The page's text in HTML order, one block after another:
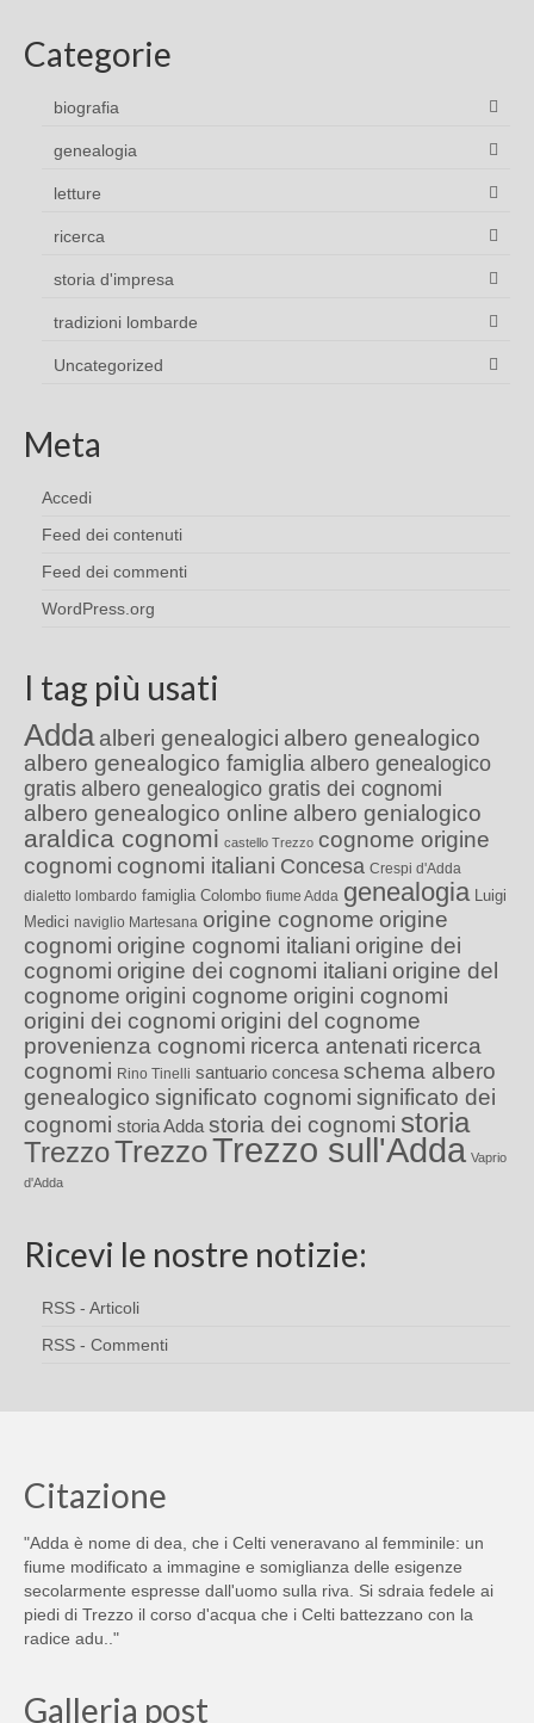
Categorie
biografia
genealogia
letture
ricerca
storia d'impresa
tradizioni lombarde
Uncategorized
Meta
Accedi
Feed dei contenuti
Feed dei commenti
WordPress.org
I tag più usati
Adda alberi genealogici albero genealogico
albero genealogico famiglia albero genealogico
gratis albero genealogico gratis dei cognomi
albero genealogico online albero genialogico
araldica cognomi castello Trezzo cognome origine
cognomi cognomi italiani Concesa Crespi d'Adda
dialetto lombardo famiglia Colombo fiume Adda genealogia Luigi
Medici naviglio Martesana origine cognome origine
cognomi origine cognomi italiani origine dei
cognomi origine dei cognomi italiani origine del
cognome origini cognome origini cognomi
origini dei cognomi origini del cognome
provenienza cognomi ricerca antenati ricerca
cognomi Rino Tinelli santuario concesa schema albero
genealogico significato cognomi significato dei
cognomi storia Adda storia dei cognomi storia
TrezzoTrezzoTrezzo sull'Adda Vaprio
d'Adda
Ricevi le nostre notizie:
RSS - Articoli
RSS - Commenti
Citazione
"Adda è nome di dea, che i Celti veneravano al femminile: un
fiume modificato a immagine e somiglianza delle esigenze
secolarmente espresse dall'uomo sulla riva. Si sdraia fedele ai
piedi di Trezzo il corso d'acqua che i Celti battezzano con la
radice adu.."
Galleria post